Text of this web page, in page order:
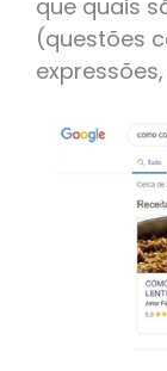
que quais
(questões